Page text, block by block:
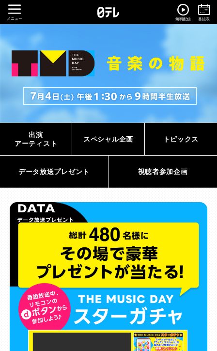
メニュー 無料配信 番組表
出演
アーティスト
スペシャル企画 トピックス
データ放送プレゼント 視聴者参加企画